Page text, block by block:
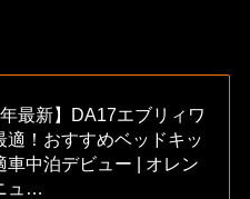
年最新】DA17エブリィワ
適！おすすめベッドキッ
車中泊デビュー | オレン
ュ…